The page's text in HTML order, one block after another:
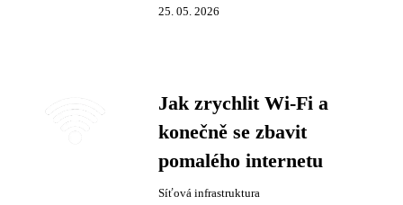
25. 05. 2026
Jak zrychlit Wi-Fi a
konečně se zbavit
pomalého internetu
Síťová infrastruktura